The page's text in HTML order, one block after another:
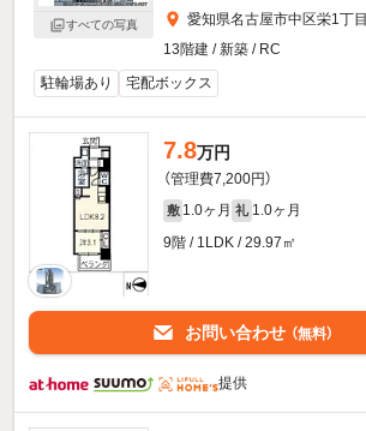
すべての写真
愛知県名古屋市中区栄1丁目
13階建 / 新築 / RC
駐輪場あり
宅配ボックス
7.8万円
（管理費7,200円）
敷 1.0ヶ月 礼 1.0ヶ月
9階 / 1LDK / 29.97㎡
お問い合わせ （無料）
提供